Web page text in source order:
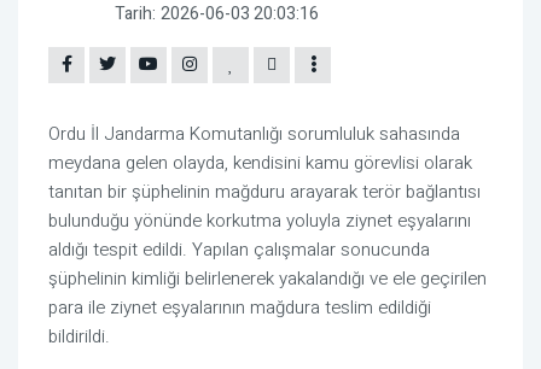
Tarih: 2026-06-03 20:03:16
Ordu İl Jandarma Komutanlığı sorumluluk sahasında
meydana gelen olayda, kendisini kamu görevlisi olarak
tanıtan bir şüphelinin mağduru arayarak terör bağlantısı
bulunduğu yönünde korkutma yoluyla ziynet eşyalarını
aldığı tespit edildi. Yapılan çalışmalar sonucunda
şüphelinin kimliği belirlenerek yakalandığı ve ele geçirilen
para ile ziynet eşyalarının mağdura teslim edildiği
bildirildi.